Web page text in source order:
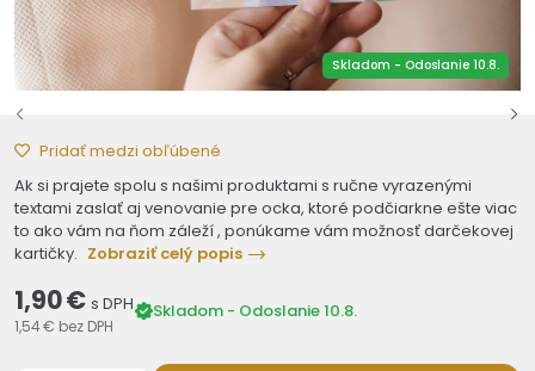
Skladom - Odoslanie 10.8.
Pridať medzi obľúbené
Ak si prajete spolu s našimi produktami s ručne vyrazenými
textami zaslať aj venovanie pre ocka, ktoré podčiarkne ešte viac
to ako vám na ňom záleží , ponúkame vám možnosť darčekovej
kartičky. Zobraziť celý popis
1,90 € s DPH
1,54 € bez DPH
Skladom - Odoslanie 10.8.